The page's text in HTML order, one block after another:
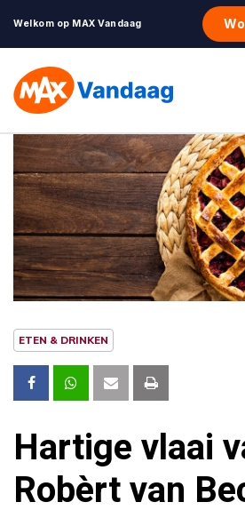
Welkom op MAX Vandaag
ETEN & DRINKEN
Hartige vlaai
Robèrt van